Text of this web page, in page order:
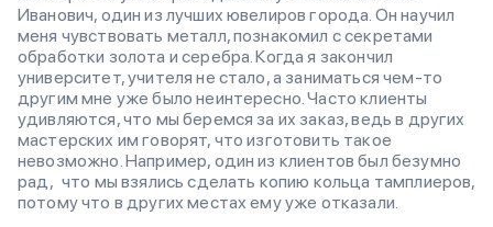
Иванович, один из лучших ювелиров города. Он научил
меня чувствовать металл, познакомил с секретами
обработки золота и серебра. Когда я закончил
университет, учителя не стало, а заниматься чем-то
другим мне уже было неинтересно. Часто клиенты
удивляются, что мы беремся за их заказ, ведь в других
мастерских им говорят, что изготовить такое
невозможно. Например, один из клиентов был безумно
рад, что мы взялись сделать копию кольца тамплиеров,
потому что в других местах ему уже отказали.